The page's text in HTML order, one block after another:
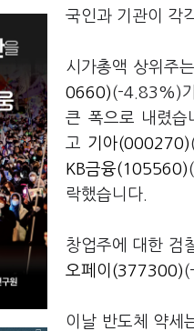
국인과 기관이 각
시가총액 상위주
0660)(-4.83%)
큰 폭으로 내렸
고 기아(000270)
KB금융(105560)
락했습니다.
창업주에 대한 검
오페이(377300)
이날 반도체 약세